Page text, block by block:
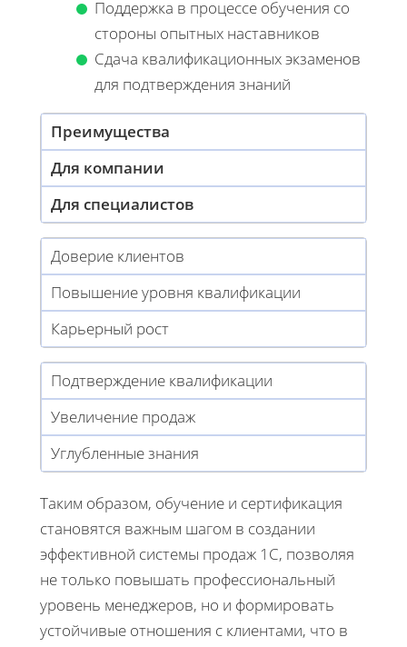
Поддержка в процессе обучения со
стороны опытных наставников
Сдача квалификационных экзаменов
для подтверждения знаний
Преимущества
Для компании
Для специалистов
Доверие клиентов
Повышение уровня квалификации
Карьерный рост
Подтверждение квалификации
Увеличение продаж
Углубленные знания
Таким образом, обучение и сертификация
становятся важным шагом в создании
эффективной системы продаж 1С, позволяя
не только повышать профессиональный
уровень менеджеров, но и формировать
устойчивые отношения с клиентами, что в